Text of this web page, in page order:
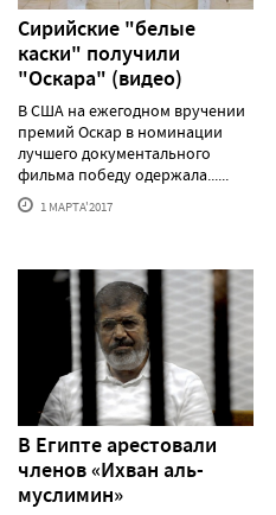
Сирийские "белые
каски" получили
"Оскара" (видео)
В США на ежегодном вручении
премий Оскар в номинации
лучшего документального
фильма победу одержала......
1 МАРТА'2017
В Египте арестовали
членов «Ихван аль-
муслимин»